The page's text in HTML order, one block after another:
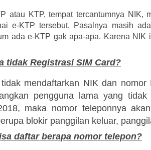
atau KTP, tempat tercantumnya NIK,
e-KTP tersebut. Pasalnya masih
ada e-KTP gak apa-apa. Karena
tidak Registrasi SIM Card?
mendaftarkan NIK dan
pengguna lama yang
maka nomor teleponnya
blokir panggilan keluar,
daftar berapa nomor telepon?